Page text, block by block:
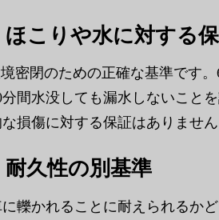
ほこりや水に対する
密閉のための正確な基準です
分間水没しても漏水しないこと
損傷に対する保証はありませ
久性の別基準
轢かれることに耐えられるか